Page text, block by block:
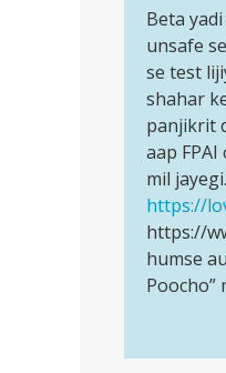
kiya…
to
ke
4
din
bad
sex
by
Beta
yadi
yeh
sex
unsafe
tha…
Beta
unsafe
se test
shahar
panjikrit
aap
mil jayegi.
https://
https://
humse
Poocho”